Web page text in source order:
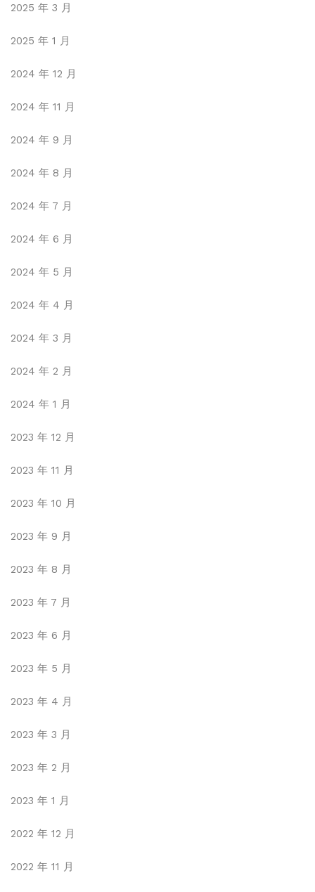
2025 年 3 月
2025 年 1 月
2024 年 12 月
2024 年 11 月
2024 年 9 月
2024 年 8 月
2024 年 7 月
2024 年 6 月
2024 年 5 月
2024 年 4 月
2024 年 3 月
2024 年 2 月
2024 年 1 月
2023 年 12 月
2023 年 11 月
2023 年 10 月
2023 年 9 月
2023 年 8 月
2023 年 7 月
2023 年 6 月
2023 年 5 月
2023 年 4 月
2023 年 3 月
2023 年 2 月
2023 年 1 月
2022 年 12 月
2022 年 11 月